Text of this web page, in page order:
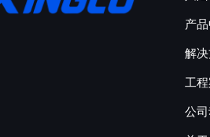
产
解
工
公